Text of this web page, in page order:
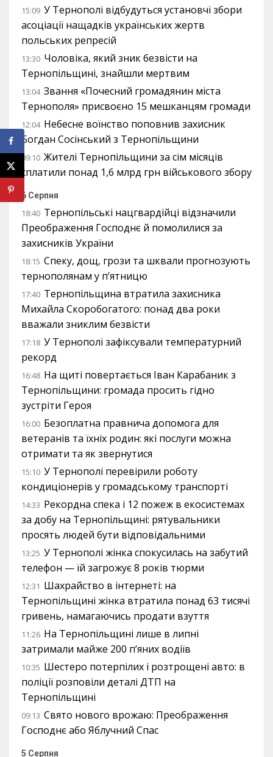
15:09 У Тернополі відбудуться установчі збори
асоціації нащадків українських жертв
польських репресій
13:30 Чоловіка, який зник безвісти на
Тернопільщині, знайшли мертвим
13:04 Звання «Почесний громадянин міста
Тернополя» присвоєно 15 мешканцям громади
12:04 Небесне воїнство поповнив захисник
Богдан Сосінський з Тернопільщини
09:10 Жителі Тернопільщини за сім місяців
сплатили понад 1,6 млрд грн військового збору
6 Серпня
18:40 Тернопільські нацгвардійці відзначили
Преображення Господнє й помолилися за
захисників України
18:15 Спеку, дощ, грози та шквали прогнозують
тернополянам у п’ятницю
17:40 Тернопільщина втратила захисника
Михайла Скоробогатого: понад два роки
вважали зниклим безвісти
17:18 У Тернополі зафіксували температурний
рекорд
16:48 На щиті повертається Іван Карабаник з
Тернопільщини: громада просить гідно
зустріти Героя
16:00 Безоплатна правнича допомога для
ветеранів та їхніх родин: які послуги можна
отримати та як звернутися
15:10 У Тернополі перевірили роботу
кондиціонерів у громадському транспорті
14:33 Рекордна спека і 12 пожеж в екосистемах
за добу на Тернопільщині: рятувальники
просять людей бути відповідальними
13:25 У Тернополі жінка спокусилась на забутий
телефон — їй загрожує 8 років тюрми
12:31 Шахрайство в інтернеті: на
Тернопільщині жінка втратила понад 63 тисячі
гривень, намагаючись продати взуття
11:26 На Тернопільщині лише в липні
затримали майже 200 п’яних водіїв
10:35 Шестеро потерпілих і розтрощені авто: в
поліції розповіли деталі ДТП на
Тернопільщині
09:13 Свято нового врожаю: Преображення
Господнє або Яблучний Спас
5 Серпня